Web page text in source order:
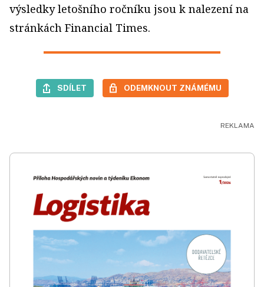
výsledky letošního ročníku jsou k nalezení na
stránkách Financial Times.
SDÍLET ODEMKNOUT ZNÁMÉMU